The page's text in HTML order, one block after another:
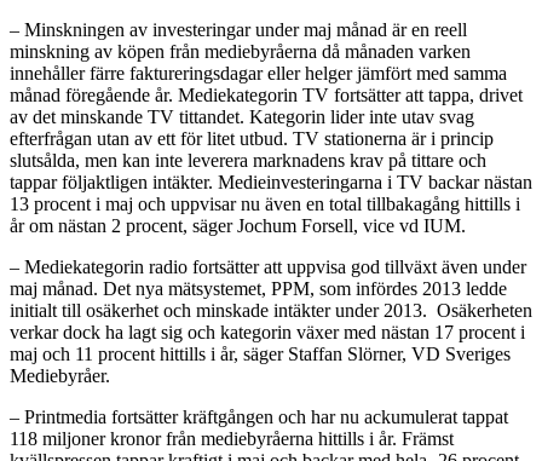
– Minskningen av investeringar under maj månad är en reell
minskning av köpen från mediebyråerna då månaden varken
innehåller färre faktureringsdagar eller helger jämfört med samma
månad föregående år. Mediekategorin TV fortsätter att tappa, drivet
av det minskande TV tittandet. Kategorin lider inte utav svag
efterfrågan utan av ett för litet utbud. TV stationerna är i princip
slutsålda, men kan inte leverera marknadens krav på tittare och
tappar följaktligen intäkter. Medieinvesteringarna i TV backar nästan
13 procent i maj och uppvisar nu även en total tillbakagång hittills i
år om nästan 2 procent, säger Jochum Forsell, vice vd IUM.
– Mediekategorin radio fortsätter att uppvisa god tillväxt även under
maj månad. Det nya mätsystemet, PPM, som infördes 2013 ledde
initialt till osäkerhet och minskade intäkter under 2013. Osäkerheten
verkar dock ha lagt sig och kategorin växer med nästan 17 procent i
maj och 11 procent hittills i år, säger Staffan Slörner, VD Sveriges
Mediebyråer.
– Printmedia fortsätter kräftgången och har nu ackumulerat tappat
118 miljoner kronor från mediebyråerna hittills i år. Främst